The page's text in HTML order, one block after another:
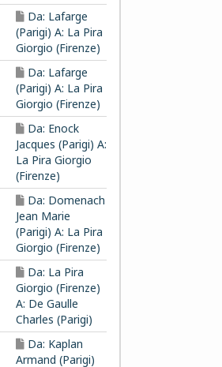
Da: Lafarge
(Parigi) A: La Pira
Giorgio (Firenze)
Da: Lafarge
(Parigi) A: La Pira
Giorgio (Firenze)
Da: Enock
Jacques (Parigi) A:
La Pira Giorgio
(Firenze)
Da: Domenach
Jean Marie
(Parigi) A: La Pira
Giorgio (Firenze)
Da: La Pira
Giorgio (Firenze)
A: De Gaulle
Charles (Parigi)
Da: Kaplan
Armand (Parigi)